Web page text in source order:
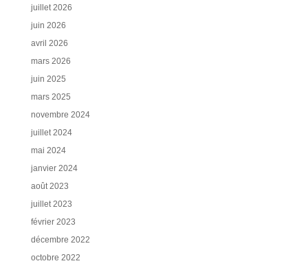
juillet 2026
juin 2026
avril 2026
mars 2026
juin 2025
mars 2025
novembre 2024
juillet 2024
mai 2024
janvier 2024
août 2023
juillet 2023
février 2023
décembre 2022
octobre 2022